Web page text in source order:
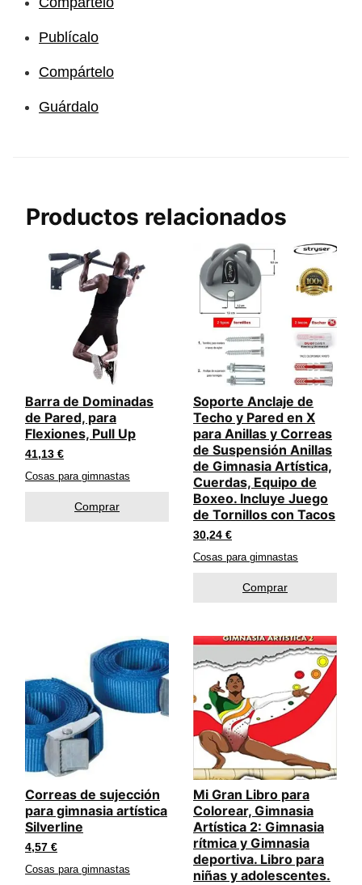
Publícalo
Compártelo
Guárdalo
Productos relacionados
Barra de Dominadas
de Pared, para
Flexiones, Pull Up
41,13 €
Cosas para gimnastas
Comprar
Soporte Anclaje de
Techo y Pared en X
para Anillas y Correas
de Suspensión Anillas
de Gimnasia Artística,
Cuerdas, Equipo de
Boxeo. Incluye Juego
de Tornillos con Tacos
30,24 €
Cosas para gimnastas
Comprar
Correas de sujección
para gimnasia artística
Silverline
4,57 €
Cosas para gimnastas
Mi Gran Libro para
Colorear, Gimnasia
Artística 2: Gimnasia
rítmica y Gimnasia
deportiva. Libro para
niñas y adolescentes.